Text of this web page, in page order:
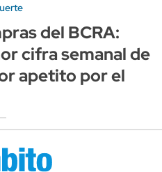
del BCRA:
cifra semanal de
apetito por el